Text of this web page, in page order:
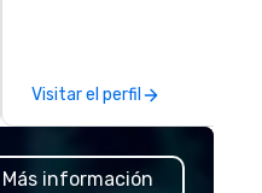
Visitar el perfil
Más información